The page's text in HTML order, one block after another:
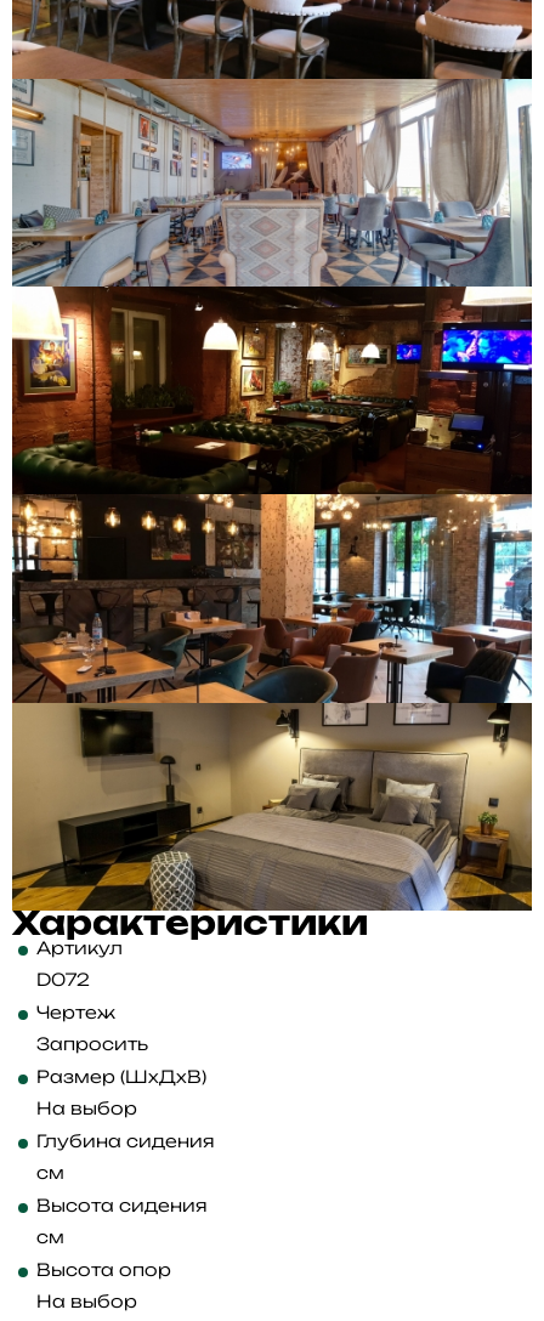
Характеристики
Артикул
D072
Чертеж
Запросить
Размер (ШхДхВ)
На выбор
Глубина сидения
см
Высота сидения
см
Высота опор
На выбор